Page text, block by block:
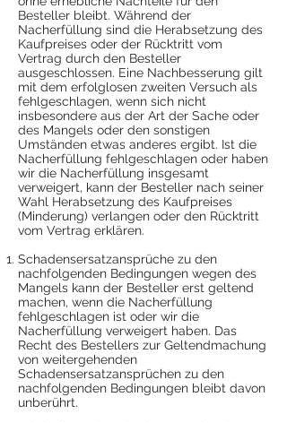
Besteller bleibt. Während der
Nacherfüllung sind die Herabsetzung des
Kaufpreises oder der Rücktritt vom
Vertrag durch den Besteller
ausgeschlossen. Eine Nachbesserung gilt
mit dem erfolglosen zweiten Versuch als
fehlgeschlagen, wenn sich nicht
insbesondere aus der Art der Sache oder
des Mangels oder den sonstigen
Umständen etwas anderes ergibt. Ist die
Nacherfüllung fehlgeschlagen oder haben
wir die Nacherfüllung insgesamt
verweigert, kann der Besteller nach seiner
Wahl Herabsetzung des Kaufpreises
(Minderung) verlangen oder den Rücktritt
vom Vertrag erklären.
Schadensersatzansprüche zu den
nachfolgenden Bedingungen wegen des
Mangels kann der Besteller erst geltend
machen, wenn die Nacherfüllung
fehlgeschlagen ist oder wir die
Nacherfüllung verweigert haben. Das
Recht des Bestellers zur Geltendmachung
von weitergehenden
Schadensersatzansprüchen zu den
nachfolgenden Bedingungen bleibt davon
unberührt.